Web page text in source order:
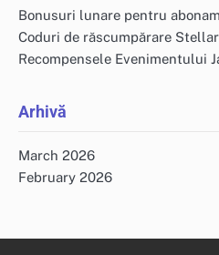
Bonusuri lunare pentru
Coduri de răscumpărare
Recompensele Evenimentului
Arhivă
March 2026
February 2026